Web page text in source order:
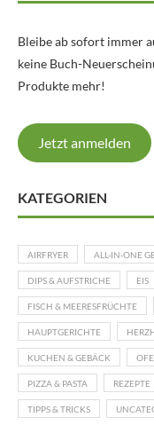
Bleibe ab sofort immer
keine Buch-
Produkte mehr!
Jetzt anmelden
KATEGORIEN
AIRFRYER ALL-IN-ONE
DIPS & AUFSTRICHE EIS
FISCH & MEERESFRÜCHTE
HAUPTGERICHTE
KUCHEN & GEBÄCK
PIZZA & PASTA REZEPTE
TIPPS & TRICKS